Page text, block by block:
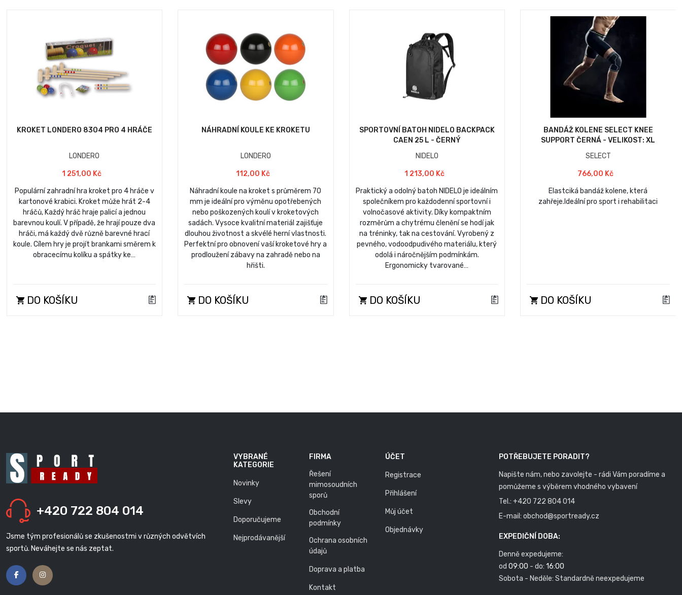
KROKET LONDERO 8304 PRO 4 HRÁČE
LONDERO
1 251,00 Kč
Populární zahradní hra kroket pro 4 hráče v
kartonové krabici. Kroket může hrát 2-4
hráčů, Každý hráč hraje palicí a jednou
barevnou koulí. V případě, že hrají pouze dva
hráči, má každý dvě různě barevné hrací
koule. Cílem hry je projít brankami směrem k
obracecímu kolíku a spátky ke…
DO KOŠÍKU
NÁHRADNÍ KOULE KE KROKETU
LONDERO
112,00 Kč
Náhradní koule na kroket s průměrem 70
mm je ideální pro výměnu opotřebených
nebo poškozených koulí v kroketových
sadách. Vysoce kvalitní materiál zajišťuje
dlouhou životnost a skvélé herní vlastnosti.
Perfektní pro obnovení vaší kroketové hry a
prodloužení zábavy na zahradě nebo na
hřišti.
DO KOŠÍKU
SPORTOVNÍ BATOH NIDELO BACKPACK
CAEN 25 L - ČERNÝ
NIDELO
1 213,00 Kč
Praktický a odolný batoh NIDELO je ideálním
společníkem pro každodenní sportovní i
volnočasové aktivity. Díky kompaktním
rozměrům a chytrému členění se hodí jak
na tréninky, tak na cestování. Vyrobený z
pevného, vodoodpudivého materiálu, který
odolá i náročnějším podmínkám.
Ergonomicky tvarované…
DO KOŠÍKU
BANDÁŽ KOLENE SELECT KNEE
SUPPORT ČERNÁ - VELIKOST: XL
SELECT
766,00 Kč
Elastciká bandáž kolene, která
zahřeje.Ideální pro sport i rehabilitaci
DO KOŠÍKU
+420 722 804 014
Jsme tým profesionálů se zkušenostmi v různých odvětvích
sportů. Neváhejte se nás zeptat.
VYBRANÉ
KATEGORIE
Novinky
Slevy
Doporučujeme
Nejprodávanější
FIRMA
Řešení
mimosoudních
sporů
Obchodní
podmínky
Ochrana osobních
údajů
Doprava a platba
Kontakt
ÚČET
Registrace
Přihlášení
Můj účet
Objednávky
POTŘEBUJETE PORADIT?
Napište nám, nebo zavolejte - rádi Vám poradíme a
pomůžeme s výběrem vhodného vybavení
Tel.: +420 722 804 014
E-mail: obchod@sportready.cz
EXPEDIČNÍ DOBA:
Denně expedujeme:
od 09:00 - do: 16:00
Sobota - Neděle: Standardně neexpedujeme